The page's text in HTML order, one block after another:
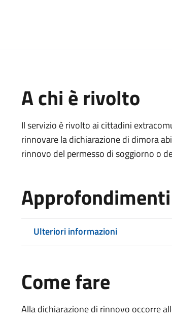
A chi è rivolto
Il servizio è rivolto ai cittadini
rinnovare la dichiarazione di dimora
rinnovo del permesso di soggiorno o
Approfondimenti
Ulteriori informazioni
Come fare
Alla dichiarazione di rinnovo occorre